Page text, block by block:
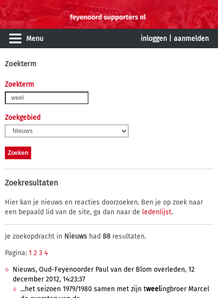
Menu inloggen aanmelden
Zoekterm
Zoekterm
Zoekgebied
Zoekresultaten
Hier kan je nieuws en reacties doorzoeken. Ben je op zoek naar
een bepaald lid van de site, ga dan naar de ledenlijst.
Je zoekopdracht in Nieuws had 88 resultaten.
Pagina: 1 2 3 4
Nieuws, Oud-Feyenoorder Paul van der Blom overleden, 12
december 2012, 14:23:37
...het seizoen 1979/1980 samen met zijn tweelingbroer Marcel